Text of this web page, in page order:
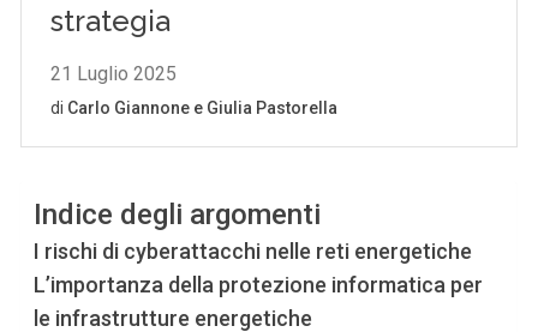
Indice degli argomenti
I rischi di cyberattacchi nelle reti energetiche
L’importanza della protezione informatica per
le infrastrutture energetiche